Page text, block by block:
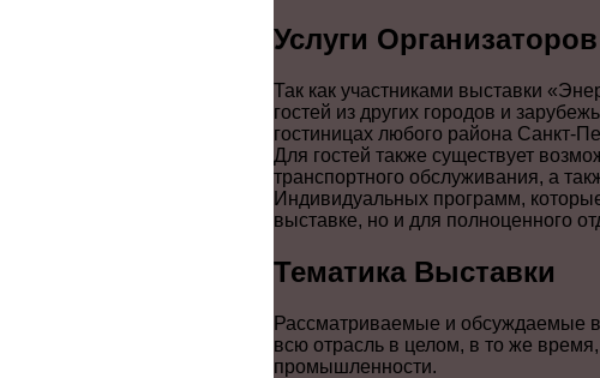
Услуги
Так как участниками выставки
гостей из других городов и
гостиницах любого района Санкт-
Для гостей также существует
транспортного обслуживания, а
Индивидуальных программ,
выставке, но и для полноценного
Тематика Выставки
Рассматриваемые и обсуждаемые
всю отрасль в целом, в то же
промышленности.